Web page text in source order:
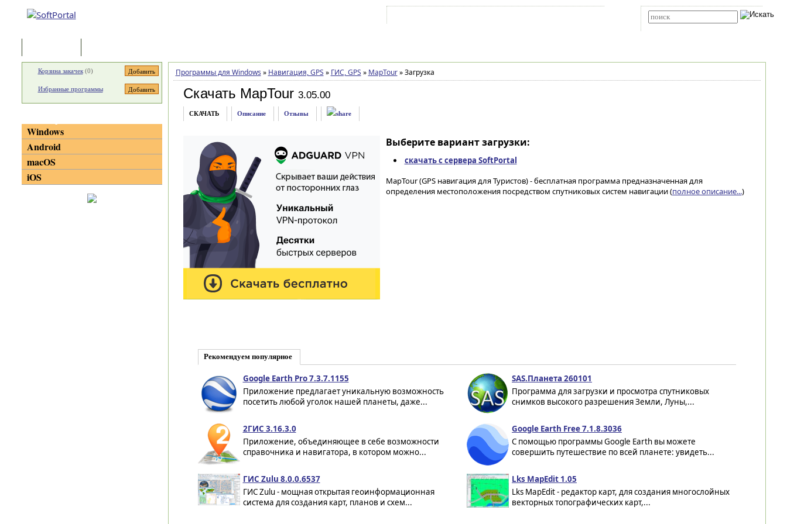
Программы для Windows » Навигация, GPS » ГИС, GPS » MapTour »Загрузка
Скачать MapTour 3.05.00
СКАЧАТЬ Описание Отзывы
Выберите вариант загрузки:
скачать с сервера SoftPortal
MapTour (GPS навигация для Туристов) - бесплатная программа предназначенная для
определения местоположения посредством спутниковых систем навигации (полное описание...)
Рекомендуем популярное
Google Earth Pro 7.3.7.1155
Приложение предлагает уникальную возможность
посетить любой уголок нашей планеты, даже...
SAS.Планета 260101
Программа для загрузки и просмотра спутниковых
снимков высокого разрешения Земли, Луны,...
2ГИС 3.16.3.0
Приложение, объединяющее в себе возможности
справочника и навигатора, в котором можно...
Google Earth Free 7.1.8.3036
С помощью программы Google Earth вы можете
совершить путешествие по всей планете: увидеть...
ГИС Zulu 8.0.0.6537
ГИС Zulu - мощная открытая геоинформационная
система для создания карт, планов и схем...
Lks MapEdit 1.05
Lks MapEdit - редактор карт, для создания многослойных
векторных топографических карт,...
Корзина закачек(0)
Избранные программы
Windows
Android
macOS
iOS